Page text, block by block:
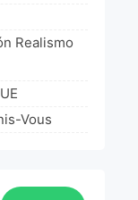
2019
Realismo
Vous